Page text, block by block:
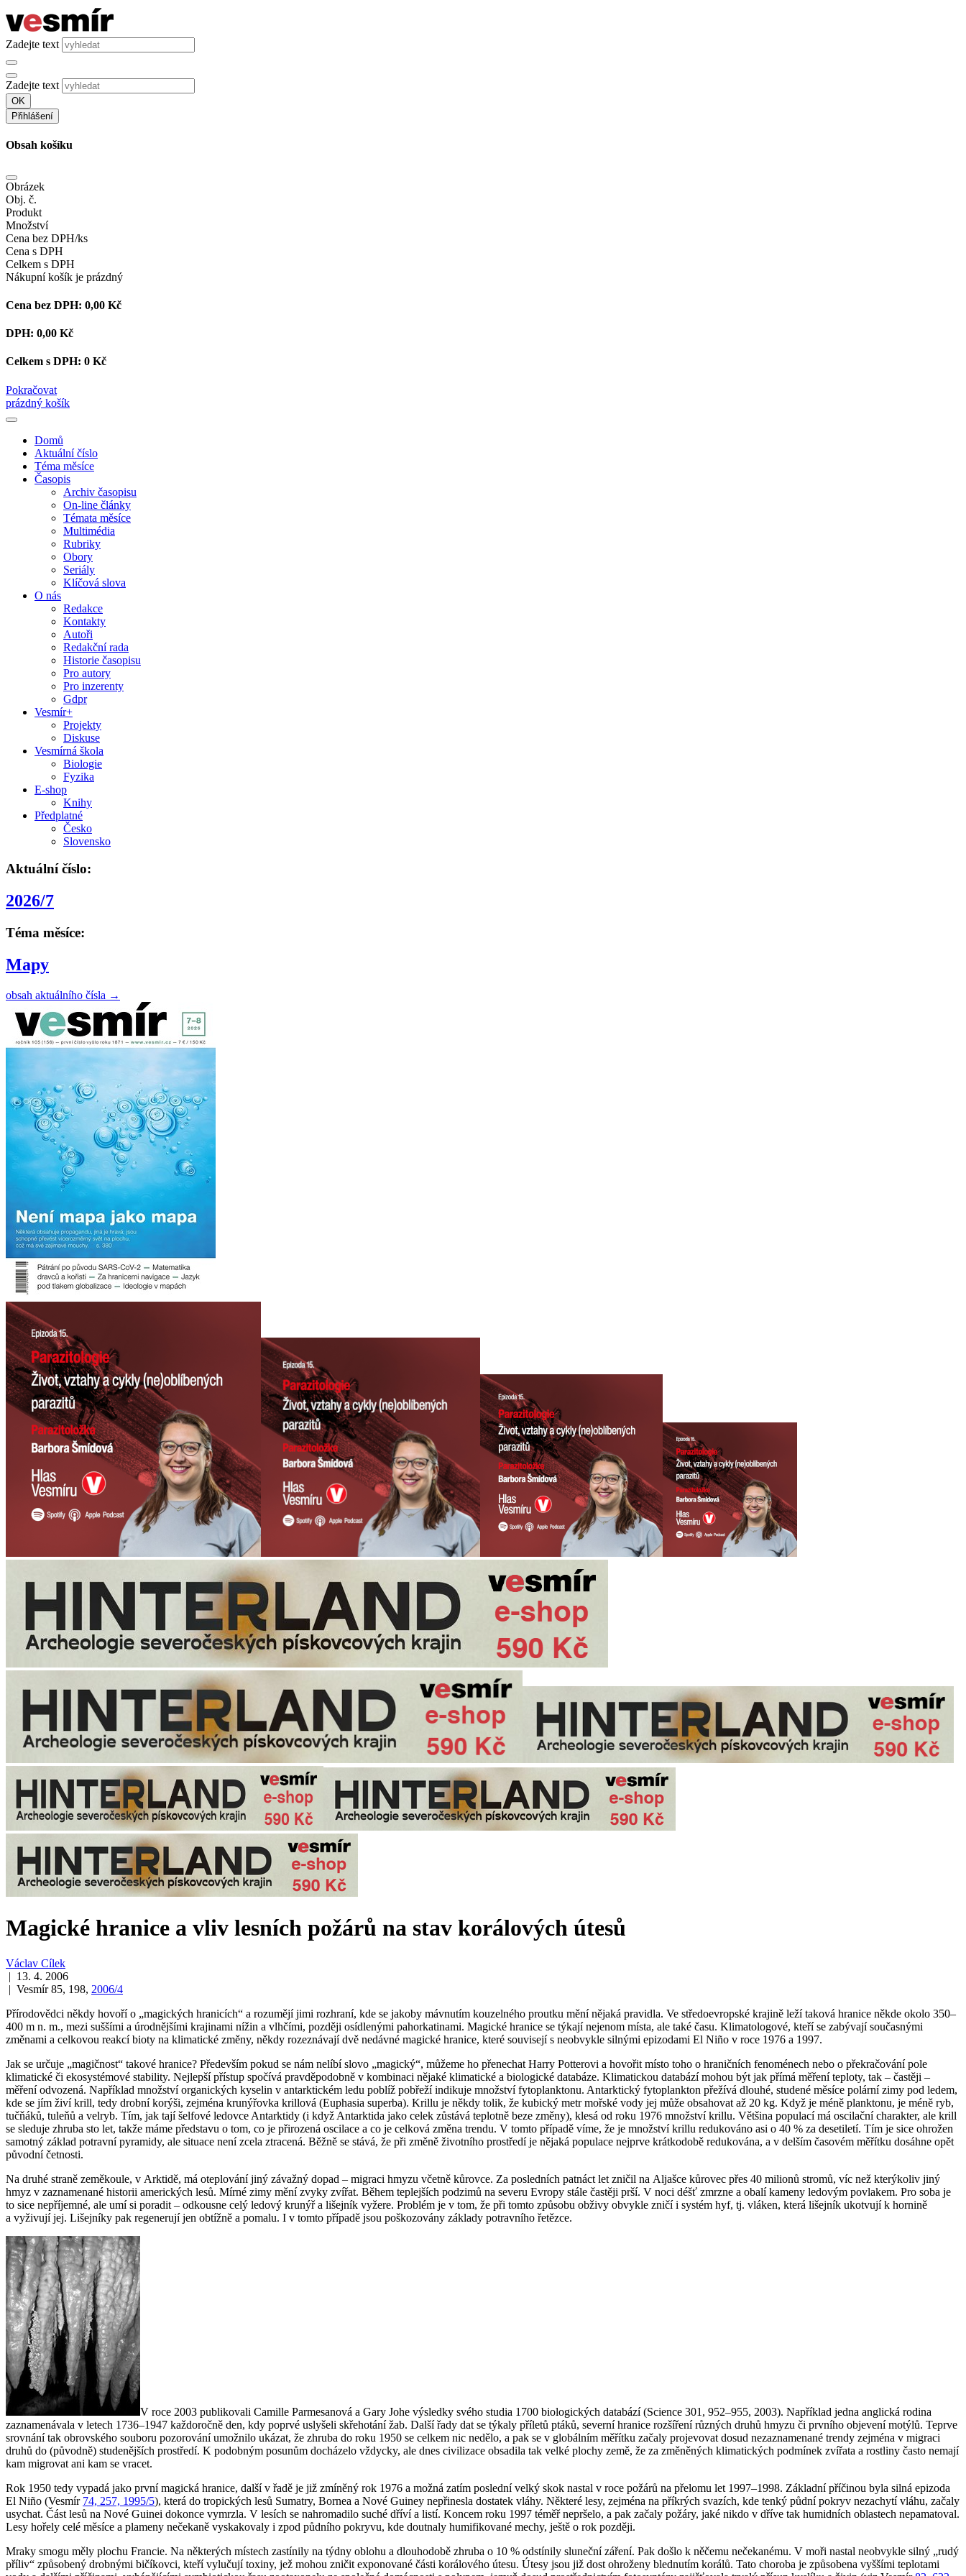
Zadejte text
Zadejte text
OK
Přihlášení
Obsah košíku
Obrázek
Obj. č.
Produkt
Množství
Cena bez DPH/ks
Cena s DPH
Celkem s DPH
Nákupní košík je prázdný
Cena bez DPH: 0,00 Kč
DPH: 0,00 Kč
Celkem s DPH: 0 Kč
Pokračovat
prázdný košík
Domů
Aktuální číslo
Téma měsíce
Časopis
Archiv časopisu
On-line články
Témata měsíce
Multimédia
Rubriky
Obory
Seriály
Klíčová slova
O nás
Redakce
Kontakty
Autoři
Redakční rada
Historie časopisu
Pro autory
Pro inzerenty
Gdpr
Vesmír+
Projekty
Diskuse
Vesmírná škola
Biologie
Fyzika
E-shop
Knihy
Předplatné
Česko
Slovensko
Aktuální číslo:
2026/7
Téma měsíce:
Mapy
obsah aktuálního čísla →
Magické hranice a vliv lesních požárů na stav korálových útesů
Václav Cílek
| 13. 4. 2006
| Vesmír 85, 198, 2006/4
Přírodovědci někdy hovoří o „magických hranicích“ a rozumějí jimi rozhraní, kde se jakoby mávnutím kouzelného proutku mění nějaká pravidla. Ve středoevropské krajině leží taková hranice někde okolo 350–
400 m n. m., mezi suššími a úrodnějšími krajinami nížin a vlhčími, později osídlenými pahorkatinami. Magické hranice se týkají nejenom místa, ale také času. Klimatologové, kteří se zabývají současnými
změnami a celkovou reakcí bioty na klimatické změny, někdy rozeznávají dvě nedávné magické hranice, které souvisejí s neobvykle silnými epizodami El Niño v roce 1976 a 1997.
Jak se určuje „magičnost“ takové hranice? Především pokud se nám nelíbí slovo „magický“, můžeme ho přenechat Harry Potterovi a hovořit místo toho o hraničních fenoménech nebo o překračování pole
klimatické či ekosystémové stability. Nejlepší přístup spočívá pravděpodobně v kombinaci nějaké klimatické a biologické databáze. Klimatickou databází mohou být jak přímá měření teploty, tak – častěji –
měření odvozená. Například množství organických kyselin v antarktickém ledu poblíž pobřeží indikuje množství fytoplanktonu. Antarktický fytoplankton přežívá dlouhé, studené měsíce polární zimy pod ledem,
kde se jím živí krill, tedy drobní korýši, zejména krunýřovka krillová (Euphasia superba). Krillu je někdy tolik, že kubický metr mořské vody jej může obsahovat až 20 kg. Když je méně planktonu, je méně ryb,
tučňáků, tuleňů a velryb. Tím, jak tají šelfové ledovce Antarktidy (i když Antarktida jako celek zůstává teplotně beze změny), klesá od roku 1976 množství krillu. Většina populací má oscilační charakter, ale krill
se sleduje zhruba sto let, takže máme představu o tom, co je přirozená oscilace a co je celková změna trendu. V tomto případě víme, že je množství krillu redukováno asi o 40 % za desetiletí. Tím je sice ohrožen
samotný základ potravní pyramidy, ale situace není zcela ztracená. Běžně se stává, že při změně životního prostředí je nějaká populace nejprve krátkodobě redukována, a v delším časovém měřítku dosáhne opět
původní četnosti.
Na druhé straně zeměkoule, v Arktidě, má oteplování jiný závažný dopad – migraci hmyzu včetně kůrovce. Za posledních patnáct let zničil na Aljašce kůrovec přes 40 milionů stromů, víc než kterýkoliv jiný
hmyz v zaznamenané historii amerických lesů. Mírné zimy mění zvyky zvířat. Během teplejších podzimů na severu Evropy stále častěji prší. V noci déšť zmrzne a obalí kameny ledovým povlakem. Pro soba je
to sice nepříjemné, ale umí si poradit – odkousne celý ledový krunýř a lišejník vyžere. Problém je v tom, že při tomto způsobu obživy obvykle zničí i systém hyf, tj. vláken, která lišejník ukotvují k hornině
a vyživují jej. Lišejníky pak regenerují jen obtížně a pomalu. I v tomto případě jsou poškozovány základy potravního řetězce.
V roce 2003 publikovali Camille Parmesanová a Gary Johe výsledky svého studia 1700 biologických databází (Science 301, 952–955, 2003). Například jedna anglická rodina
zaznamenávala v letech 1736–1947 každoročně den, kdy poprvé uslyšeli skřehotání žab. Další řady dat se týkaly příletů ptáků, severní hranice rozšíření různých druhů hmyzu či prvního objevení motýlů. Teprve
srovnání tak obrovského souboru pozorování umožnilo ukázat, že zhruba do roku 1950 se celkem nic nedělo, a pak se v globálním měřítku začaly projevovat dosud nezaznamenané trendy zejména v migraci
druhů do (původně) studenějších prostředí. K podobným posunům docházelo vždycky, ale dnes civilizace obsadila tak velké plochy země, že za změněných klimatických podmínek zvířata a rostliny často nemají
kam migrovat ani kam se vracet.
Rok 1950 tedy vypadá jako první magická hranice, další v řadě je již zmíněný rok 1976 a možná zatím poslední velký skok nastal v roce požárů na přelomu let 1997–1998. Základní příčinou byla silná epizoda
El Niño (Vesmír 74, 257, 1995/5), která do tropických lesů Sumatry, Bornea a Nové Guiney nepřinesla dostatek vláhy. Některé lesy, zejména na příkrých svazích, kde tenký půdní pokryv nezachytí vláhu, začaly
usychat. Část lesů na Nové Guinei dokonce vymrzla. V lesích se nahromadilo suché dříví a listí. Koncem roku 1997 téměř nepršelo, a pak začaly požáry, jaké nikdo v dříve tak humidních oblastech nepamatoval.
Lesy hořely celé měsíce a plameny nečekaně vyskakovaly i zpod půdního pokryvu, kde doutnaly humifikované mechy, ještě o rok později.
Mraky smogu měly plochu Francie. Na některých místech zastínily na týdny oblohu a dlouhodobě zhruba o 10 % odstínily sluneční záření. Pak došlo k něčemu nečekanému. V moři nastal neobvykle silný „rudý
příliv“ způsobený drobnými bičíkovci, kteří vylučují toxiny, jež mohou zničit exponované části korálového útesu. Útesy jsou již dost ohroženy blednutím korálů. Tato choroba je způsobena vyššími teplotami